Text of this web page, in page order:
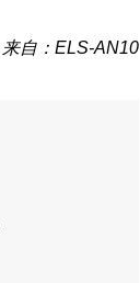
来自：ELS-AN10